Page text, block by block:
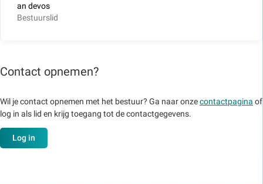
an devos
Bestuurslid
Contact opnemen?
Wil je contact opnemen met het bestuur? Ga naar onzecontactpagina of
log in als lid en krijg toegang tot de contactgegevens.
Log in